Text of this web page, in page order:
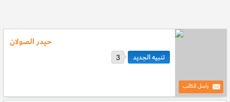
راسل الكاتب
حيدر الصولان
3